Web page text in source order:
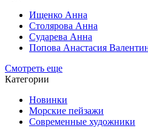
Ищенко Анна
Столярова Анна
Сударева Анна
Попова Анастасия
Смотреть еще
Категории
Новинки
Морские пейзажи
Современные художники